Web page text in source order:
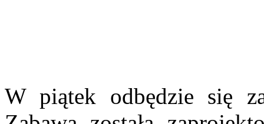
W piątek odbędzie się